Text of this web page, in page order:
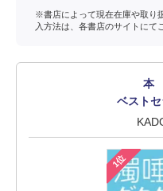
※書店によって現在在庫や取り
入方法は、各書店のサイトにて
本
ベスト
1位